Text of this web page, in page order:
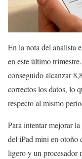
En la nota del analista
en este último
conseguido alcanzar
correctos los datos, lo
respecto al mismo
Para intentar mejorar
del iPad mini en otoño
ligero y un procesador